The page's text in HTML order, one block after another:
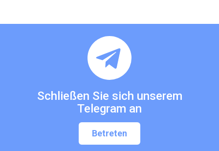
Schließen Sie sich unserem
Telegram an
Betreten